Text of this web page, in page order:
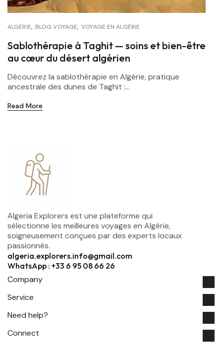
ALGÉRIE BLOG VOYAGE VOYAGE EN ALGÉRIE
Sablothérapie à Taghit — soins et bien-être
au cœur du désert algérien
Découvrez la sablothérapie en Algérie, pratique
ancestrale des dunes de Taghit :...
Read More
Algeria Explorers est une plateforme qui
sélectionne les meilleures voyages en Algérie,
soigneusement conçues par des experts locaux
passionnés.
algeria.explorers.info@gmail.com
WhatsApp : +33 6 95 08 66 26
Company
Service
Need help?
Connect